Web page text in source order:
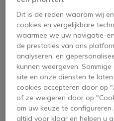
de 6
Dit is de reden waarom wij
cookies en vergelijkbare
waarmee we uw navigatie-
de prestaties van ons
analyseren, en
kunnen weergeven.
site en onze diensten te
cookies accepteren door op
of ze weigeren door op
om uw keuze te
altijd voor klaar en helpen u